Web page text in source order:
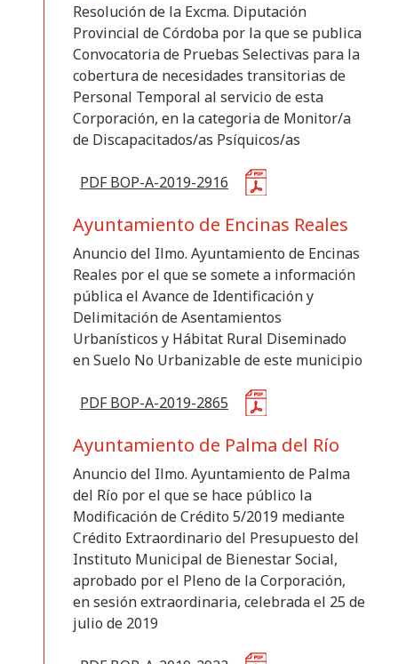
Categoría
Limpiar Aplicar
Resolución de la Excma. Diputación
Provincial de Córdoba por la que se publica
Convocatoria de Pruebas Selectivas para la
cobertura de necesidades transitorias de
Personal Temporal al servicio de esta
Corporación, en la categoria de Monitor/a
de Discapacitados/as Psíquicos/as
PDF BOP-A-2019-2916
Ayuntamiento de Encinas Reales
Anuncio del Ilmo. Ayuntamiento de Encinas
Reales por el que se somete a información
pública el Avance de Identificación y
Delimitación de Asentamientos
Urbanísticos y Hábitat Rural Diseminado
en Suelo No Urbanizable de este municipio
PDF BOP-A-2019-2865
Ayuntamiento de Palma del Río
Anuncio del Ilmo. Ayuntamiento de Palma
del Río por el que se hace público la
Modificación de Crédito 5/2019 mediante
Crédito Extraordinario del Presupuesto del
Instituto Municipal de Bienestar Social,
aprobado por el Pleno de la Corporación,
en sesión extraordinaria, celebrada el 25 de
julio de 2019